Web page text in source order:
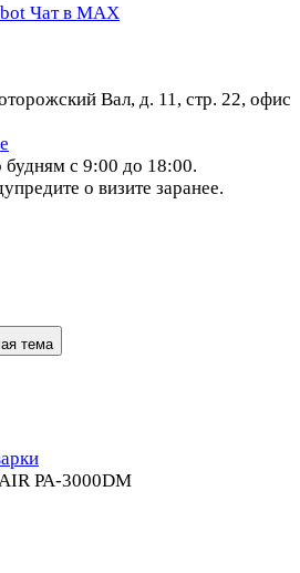
Чат в МАХ
Вал, д. 11, стр. 22, офис
будням с 9:00 до 18:00.
о визите заранее.
тема
PA-3000DM